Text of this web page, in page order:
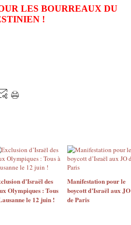
LES BOURREAUX DU
!
d’Israël des
Olympiques : Tous
le 12 juin !
Manifestation pour le
boycott d’Israël aux JO
de Paris